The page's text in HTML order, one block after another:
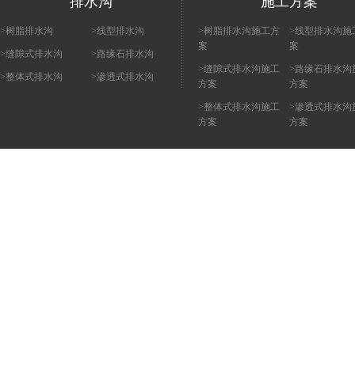
>树脂排水沟 >线型排水沟
>缝隙式排水沟 >路缘石排水沟
>整体式排水沟 >渗透式排水沟
>树脂排水沟施工方
案
>线型排水沟施
案
>缝隙式排水沟施工
方案
>路缘石排水沟
方案
>整体式排水沟施工
方案
>渗透式排水沟
方案